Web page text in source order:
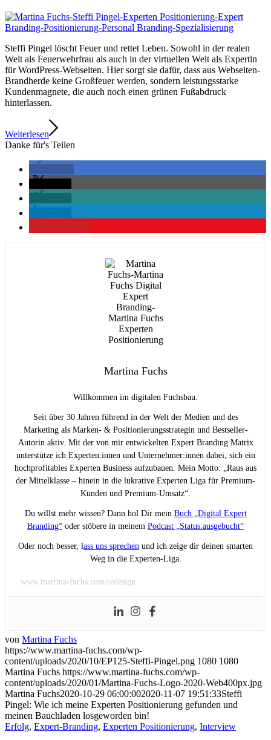
Steffi Pingel löscht Feuer und rettet Leben. Sowohl in der realen
Welt als Feuerwehrfrau als auch in der virtuellen Welt als Expertin
für WordPress-Webseiten. Hier sorgt sie dafür, dass aus Webseiten-
Brandherde keine Großfeuer werden, sondern leistungsstarke
Kundenmagnete, die auch noch einen grünen Fußabdruck
hinterlassen.
Weiterlesen
Danke für's Teilen
Martina Fuchs
Willkommen im digitalen Fuchsbau.
Seit über 30 Jahren führend in der Welt der Medien und des
Marketing als Marken- & Positionierungsstrategin und Bestseller-
Autorin aktiv. Mit der von mir entwickelten Expert Branding Matrix
unterstütze ich Experten:innen und Unternehmer:innen dabei, sich ein
hochprofitables Experten Business aufzubauen. Mein Motto: „Raus aus
der Mittelklasse – hinein in die lukrative Experten Liga für Premium-
Kunden und Premium-Umsatz“.
Du willst mehr wissen? Dann hol Dir mein Buch „Digital Expert
Branding“ oder stöbere in meinem Podcast „Status:ausgebucht“
Oder noch besser, lass uns sprechen und ich zeige dir deinen smarten
Weg in die Experten-Liga.
www.martina-fuchs.com/redesign
von Martina Fuchs
https://www.martina-fuchs.com/wp-
content/uploads/2020/10/EP125-Steffi-Pingel.png 1080 1080
Martina Fuchs https://www.martina-fuchs.com/wp-
content/uploads/2020/01/Martina-Fuchs-Logo-2020-Web400px.jpg
Martina Fuchs2020-10-29 06:00:002020-11-07 19:51:33Steffi
Pingel: Wie ich meine Experten Positionierung gefunden und
meinen Bauchladen losgeworden bin!
Erfolg, Expert-Branding, Experten Positionierung, Interview